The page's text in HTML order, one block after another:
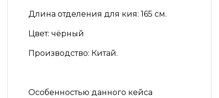
Длина отделения для кия: 165 см.
Цвет: чёрный
Производство: Китай.
Особенностью данного кейса